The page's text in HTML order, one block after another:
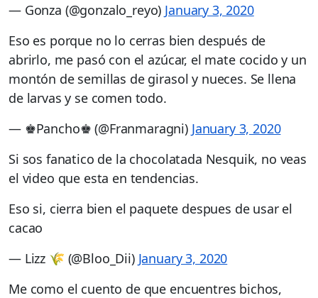
— Gonza (@gonzalo_reyo) January 3, 2020
Eso es porque no lo cerras bien después de
abrirlo, me pasó con el azúcar, el mate cocido y un
montón de semillas de girasol y nueces. Se llena
de larvas y se comen todo.
— ♚Pancho♚ (@Franmaragni) January 3, 2020
Si sos fanatico de la chocolatada Nesquik, no veas
el video que esta en tendencias.
Eso si, cierra bien el paquete despues de usar el
cacao
— Lizz 🌾 (@Bloo_Dii) January 3, 2020
Me como el cuento de que encuentres bichos,